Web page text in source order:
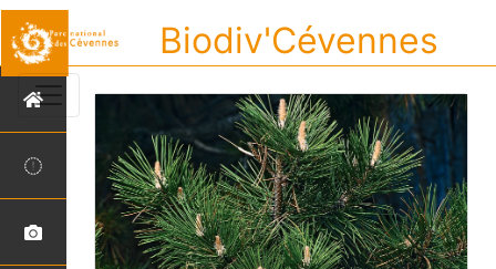
Biodiv'Cévennes